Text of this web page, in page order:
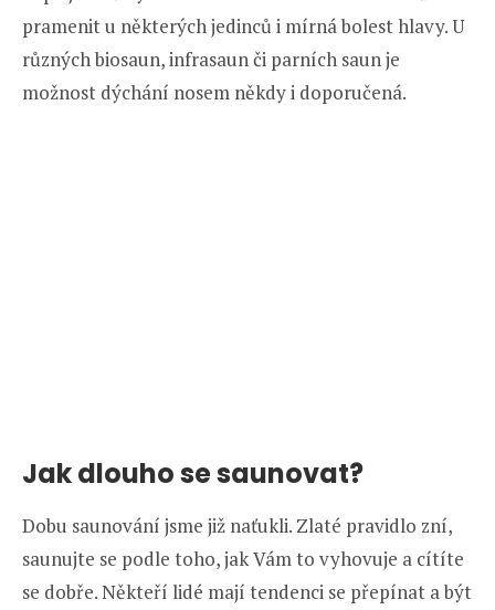
pramenit u některých jedinců i mírná bolest hlavy. U
různých biosaun, infrasaun či parních saun je
možnost dýchání nosem někdy i doporučená.
Jak dlouho se saunovat?
Dobu saunování jsme již naťukli. Zlaté pravidlo zní,
saunujte se podle toho, jak Vám to vyhovuje a cítíte
se dobře. Někteří lidé mají tendenci se přepínat a být